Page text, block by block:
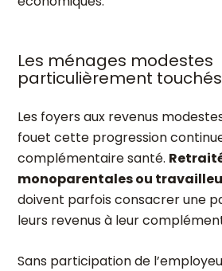
Les ménages modestes
particulièrement touchés
Les foyers aux revenus
fouet cette progression
complémentaire santé.
monoparentales ou
doivent parfois consacrer une
leurs revenus à leur
Sans participation de